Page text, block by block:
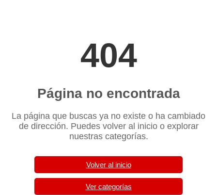
404
Página no encontrada
La página que buscas ya no existe o ha cambiado
de dirección. Puedes volver al inicio o explorar
nuestras categorías.
Volver al inicio
Ver categorías